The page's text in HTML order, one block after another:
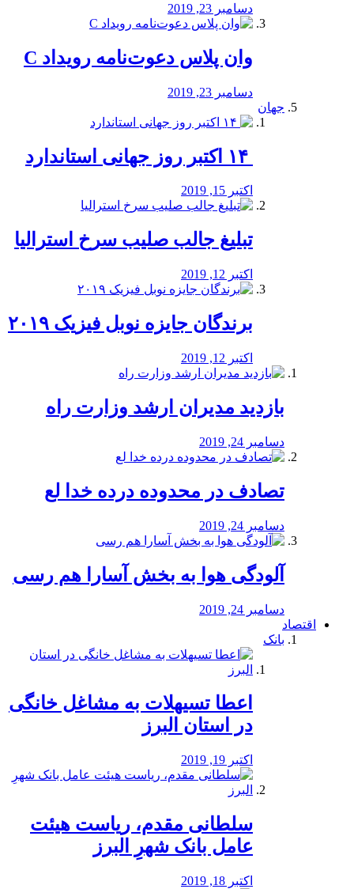
دسامبر 23, 2019
وان پلاس دعوت‌نامه رویداد C
دسامبر 23, 2019
جهان
اکتبر 15, 2019
تبلیغ جالب صلیب سرخ استرالیا
اکتبر 12, 2019
برندگان جایزه نوبل فیزیک ۲۰۱۹
اکتبر 12, 2019
بازدید مدیران ارشد وزارت راه
دسامبر 24, 2019
تصادف در محدوده درده خدا لع
دسامبر 24, 2019
آلودگی هوا به بخش آسارا هم رسی
دسامبر 24, 2019
اقتصاد
بانک
️اعطا تسیهلات به مشاغل خانگی
در استان البرز
اکتبر 19, 2019
سلطانی مقدم، ریاست هیئت
عامل بانک شهرِ البرز
اکتبر 18, 2019